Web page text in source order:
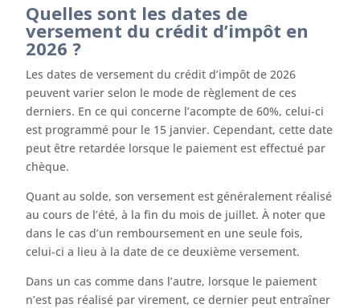
Quelles sont les dates de
versement du crédit d’impôt en
2026 ?
Les dates de versement du crédit d’impôt de 2026
peuvent varier selon le mode de règlement de ces
derniers. En ce qui concerne l’acompte de 60%, celui-ci
est programmé pour le 15 janvier. Cependant, cette date
peut être retardée lorsque le paiement est effectué par
chèque.
Quant au solde, son versement est généralement réalisé
au cours de l’été, à la fin du mois de juillet. À noter que
dans le cas d’un remboursement en une seule fois,
celui-ci a lieu à la date de ce deuxième versement.
Dans un cas comme dans l’autre, lorsque le paiement
n’est pas réalisé par virement, ce dernier peut entraîner